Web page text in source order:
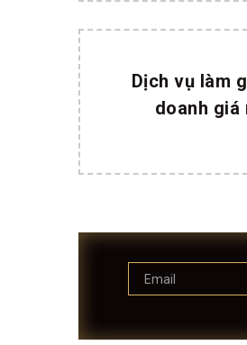
Dịch vụ làm
doanh giá